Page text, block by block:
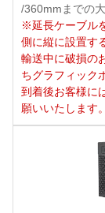
/360mmまでの
※延長ケーブル
側に縦に設置す
輸送中に破損の
ちグラフィック
到着後お客様に
願いいたします